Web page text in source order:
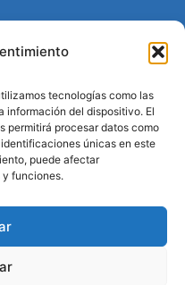
tecnologías como las
información del dispositivo. El
permitirá procesar datos como
únicas en este
puede afectar
funciones.
en Córdoba:
legal
para un
muerte en